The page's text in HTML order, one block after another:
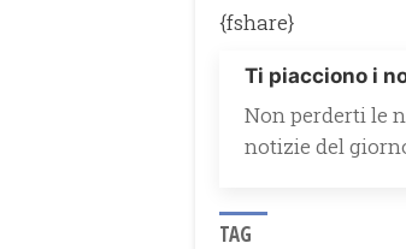
{fshare}
Ti piacciono i
Non perderti le
notizie del
TAG